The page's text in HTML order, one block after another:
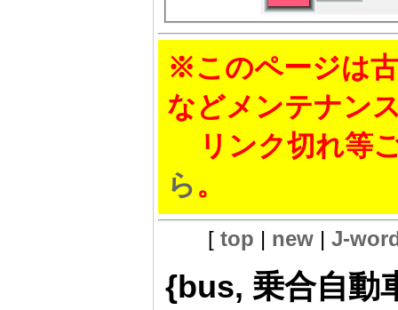
※このページは
などメンテナン
リンク切れ等
ら。
[ top | new| J-
{bus, 乗合自動